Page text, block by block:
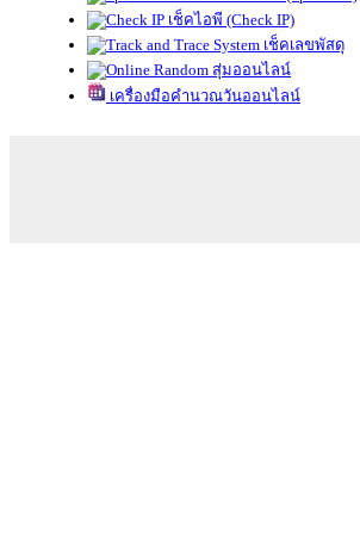
เช็คไอพี (Check IP)
เช็คเลขพัสดุ
สุ่มออนไลน์
เครื่องมือคำนวณวันออนไลน์